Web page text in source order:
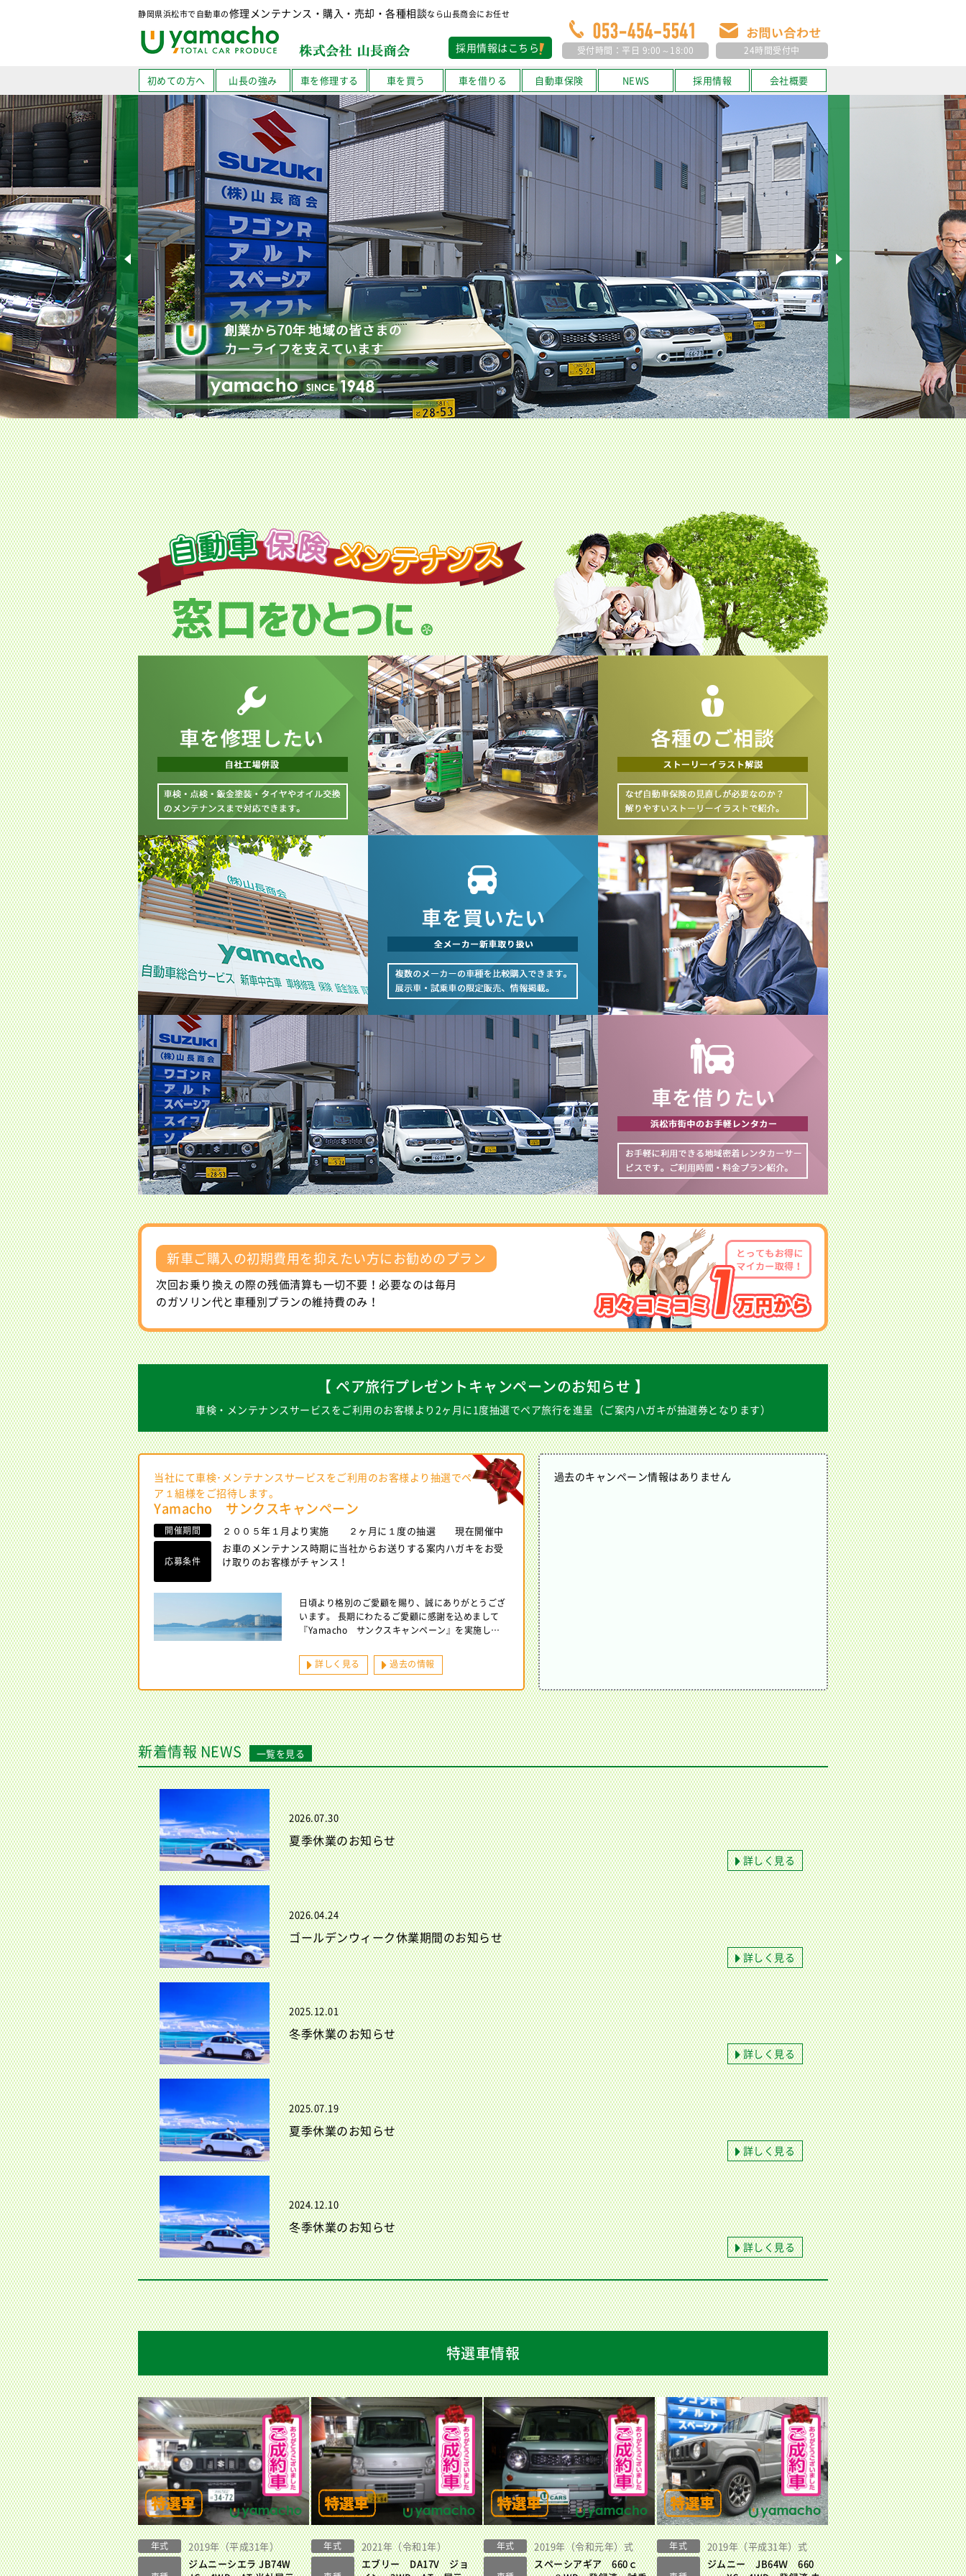
静岡県浜松市で自動車の修理メンテナンス・購入・売却・各種相談なら山長商会にお任せ
採用情報はこちら 受付時間：平日 9:00～18:00 24時間受付中
初めての方へ 山長の強み 車を修理する 車を買う 車を借りる 自動車保険 NEWS 採用情報 会社概要
新車ご購入の初期費用を抑えたい方にお勧めのプラン
次回お乗り換えの際の残価清算も一切不要！必要なのは毎月
のガソリン代と車種別プランの維持費のみ！
【 ペア旅行プレゼントキャンペーンのお知らせ 】
車検・メンテナンスサービスをご利用のお客様より2ヶ月に1度抽選でペア旅行を進呈（ご案内ハガキが抽選券となります）
当社にて車検･メンテナンスサービスをご利用のお客様より抽選でペ
ア１組様をご招待します。
Yamacho サンクスキャンペーン
開催期間 ２００５年１月より実施 ２ヶ月に１度の抽選 現在開催中
応募条件
お車のメンテナンス時期に当社からお送りする案内ハガキをお受
け取りのお客様がチャンス！
日頃より格別のご愛顧を賜り、誠にありがとうござ
います。 長期にわたるご愛顧に感謝を込めまして
『Yamacho サンクスキャンペーン』を実施し…
詳しく見る 過去の情報
過去のキャンペーン情報はありません
新着情報 NEWS 一覧を見る
2026.07.30
夏季休業のお知らせ
詳しく見る
2026.04.24
ゴールデンウィーク休業期間のお知らせ
詳しく見る
2025.12.01
冬季休業のお知らせ
詳しく見る
2025.07.19
夏季休業のお知らせ
詳しく見る
2024.12.10
冬季休業のお知らせ
詳しく見る
特選車情報
年式 2019年（平成31年）
ジムニーシエラ JB74W
年式 2021年（令和1年）
エブリー DA17V ジョ
年式 2019年（令和元年）式
スペーシアギア 660ｃ
年式 2019年（平成31年）式
ジムニー JB64Ｗ 660